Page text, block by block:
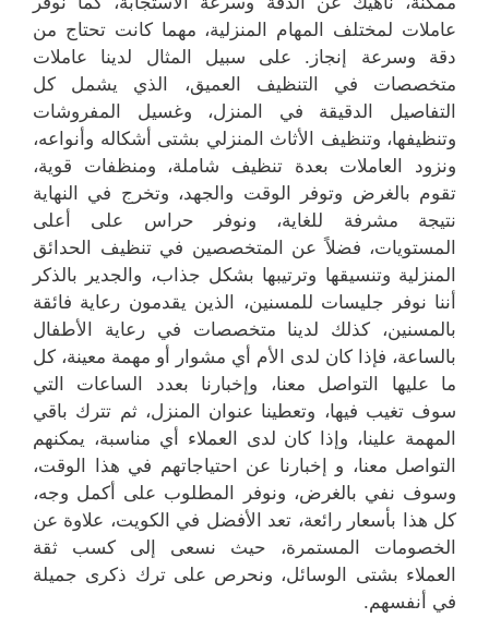
عاملات لمختلف المهام المنزلية، مهما كانت تحتاج من
دقة وسرعة إنجاز. على سبيل المثال لدينا عاملات
متخصصات في التنظيف العميق، الذي يشمل كل
التفاصيل الدقيقة في المنزل، وغسيل المفروشات
وتنظيفها، وتنظيف الأثاث المنزلي بشتى أشكاله وأنواعه،
ونزود العاملات بعدة تنظيف شاملة، ومنظفات قوية،
تقوم بالغرض وتوفر الوقت والجهد، وتخرج في النهاية
نتيجة مشرفة للغاية، ونوفر حراس على أعلى
المستويات، فضلاً عن المتخصصين في تنظيف الحدائق
المنزلية وتنسيقها وترتيبها بشكل جذاب، والجدير بالذكر
أننا نوفر جليسات للمسنين، الذين يقدمون رعاية فائقة
بالمسنين، كذلك لدينا متخصصات في رعاية الأطفال
بالساعة، فإذا كان لدى الأم أي مشوار أو مهمة معينة، كل
ما عليها التواصل معنا، وإخبارنا بعدد الساعات التي
سوف تغيب فيها، وتعطينا عنوان المنزل، ثم تترك باقي
المهمة علينا، وإذا كان لدى العملاء أي مناسبة، يمكنهم
التواصل معنا، و إخبارنا عن احتياجاتهم في هذا الوقت،
وسوف نفي بالغرض، ونوفر المطلوب على أكمل وجه،
كل هذا بأسعار رائعة، تعد الأفضل في الكويت، علاوة عن
الخصومات المستمرة، حيث نسعى إلى كسب ثقة
العملاء بشتى الوسائل، ونحرص على ترك ذكرى جميلة
في أنفسهم.